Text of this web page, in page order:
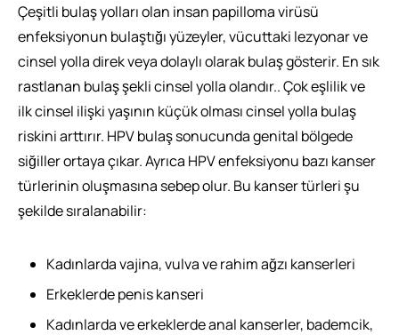
Çeşitli bulaş yolları olan insan papilloma virüsü
enfeksiyonun bulaştığı yüzeyler, vücuttaki lezyonar ve
cinsel yolla direk veya dolaylı olarak bulaş gösterir. En sık
rastlanan bulaş şekli cinsel yolla olandır.. Çok eşlilik ve
ilk cinsel ilişki yaşının küçük olması cinsel yolla bulaş
riskini arttırır. HPV bulaş sonucunda genital bölgede
siğiller ortaya çıkar. Ayrıca HPV enfeksiyonu bazı kanser
türlerinin oluşmasına sebep olur. Bu kanser türleri şu
şekilde sıralanabilir:
Kadınlarda vajina, vulva ve rahim ağzı kanserleri
Erkeklerde penis kanseri
Kadınlarda ve erkeklerde anal kanserler, bademcik,